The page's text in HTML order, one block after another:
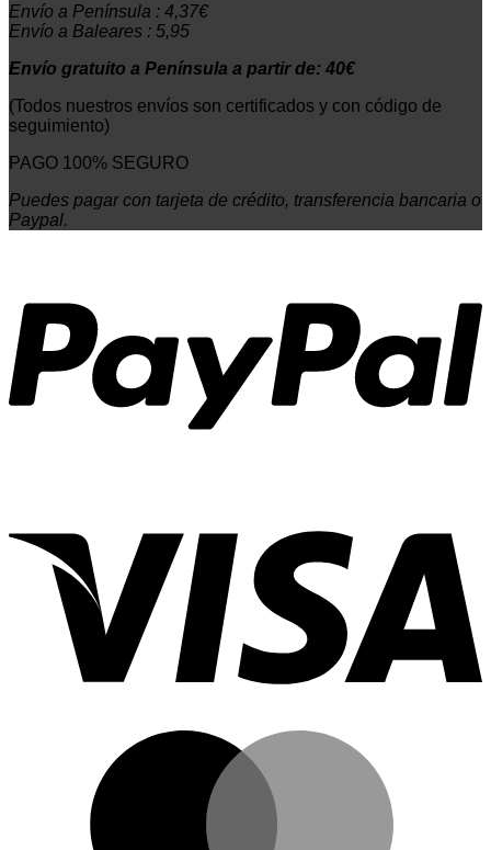
Envío a Península : 4,37€
Envío a Baleares : 5,95
Envío gratuito a Península a partir de: 40€
(Todos nuestros envíos son certificados y con código de
seguimiento)
PAGO 100% SEGURO
Puedes pagar con tarjeta de crédito, transferencia bancaria o
Paypal.